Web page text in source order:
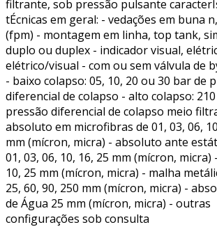
filtrante, sob pressão pulsante
tÉcnicas em geral: - vedações em buna
(fpm) - montagem em linha, top tank,
duplo ou duplex - indicador visual,
elétrico/visual - com ou sem válvula de
- baixo colapso: 05, 10, 20 ou 30 bar de
diferencial de colapso - alto colapso:
pressão diferencial de colapso meio
absoluto em microfibras de 01, 03, 06,
mm (mícron, micra) - absoluto ante
01, 03, 06, 10, 16, 25 mm (mícron, micra)
10, 25 mm (mícron, micra) - malha
25, 60, 90, 250 mm (mícron, micra) -
de Água 25 mm (mícron, micra) - outras
configurações sob consulta